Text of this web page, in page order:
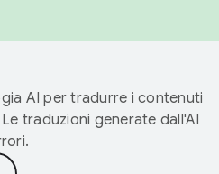
AI per tradurre i contenuti
traduzioni generate dall'AI